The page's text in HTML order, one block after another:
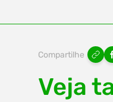
Compartilhe
Veja